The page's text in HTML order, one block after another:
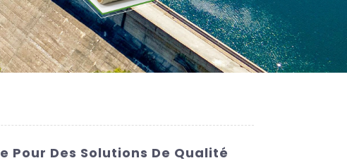
Pour Des Solutions De Qualité